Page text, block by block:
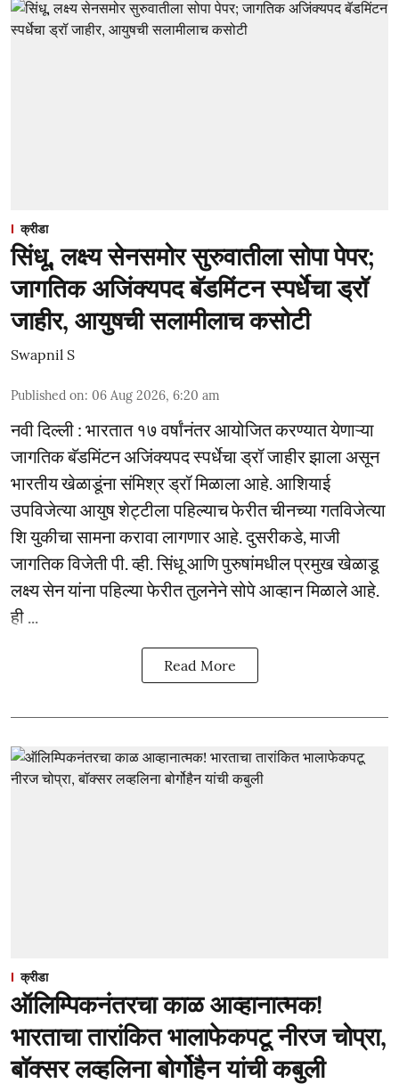
क्रीडा
सिंधू, लक्ष्य सेनसमोर सुरुवातीला सोपा पेपर;
जागतिक अजिंक्यपद बॅडमिंटन स्पर्धेचा ड्रॉ
जाहीर, आयुषची सलामीलाच कसोटी
Swapnil S
Published on: 06 Aug 2026, 6:20 am
नवी दिल्ली : भारतात १७ वर्षांनंतर आयोजित करण्यात येणाऱ्या
जागतिक बॅडमिंटन अजिंक्यपद स्पर्धेचा ड्रॉ जाहीर झाला असून
भारतीय खेळाडूंना संमिश्र ड्रॉ मिळाला आहे. आशियाई
उपविजेत्या आयुष शेट्टीला पहिल्याच फेरीत चीनच्या गतविजेत्या
शि युकीचा सामना करावा लागणार आहे. दुसरीकडे, माजी
जागतिक विजेती पी. व्ही. सिंधू आणि पुरुषांमधील प्रमुख खेळाडू
लक्ष्य सेन यांना पहिल्या फेरीत तुलनेने सोपे आव्हान मिळाले आहे.
ही ...
Read More
क्रीडा
ऑलिम्पिकनंतरचा काळ आव्हानात्मक!
भारताचा तारांकित भालाफेकपटू नीरज चोप्रा,
बॉक्सर लव्हलिना बोर्गोहैन यांची कबुली